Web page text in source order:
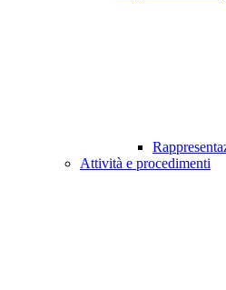
Attività e procedimenti